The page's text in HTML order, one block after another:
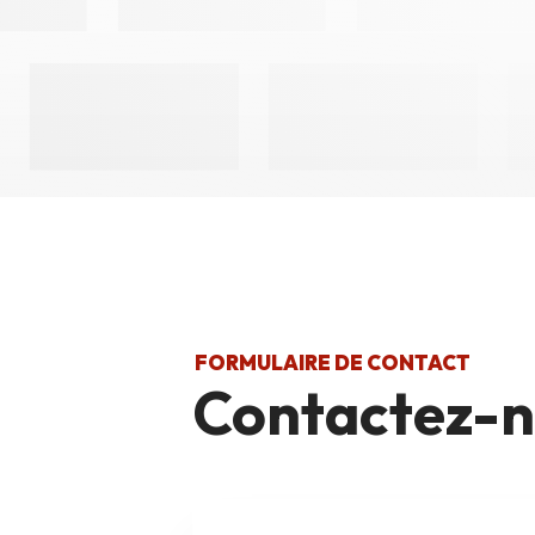
FORMULAIRE DE CONTACT
Contactez-